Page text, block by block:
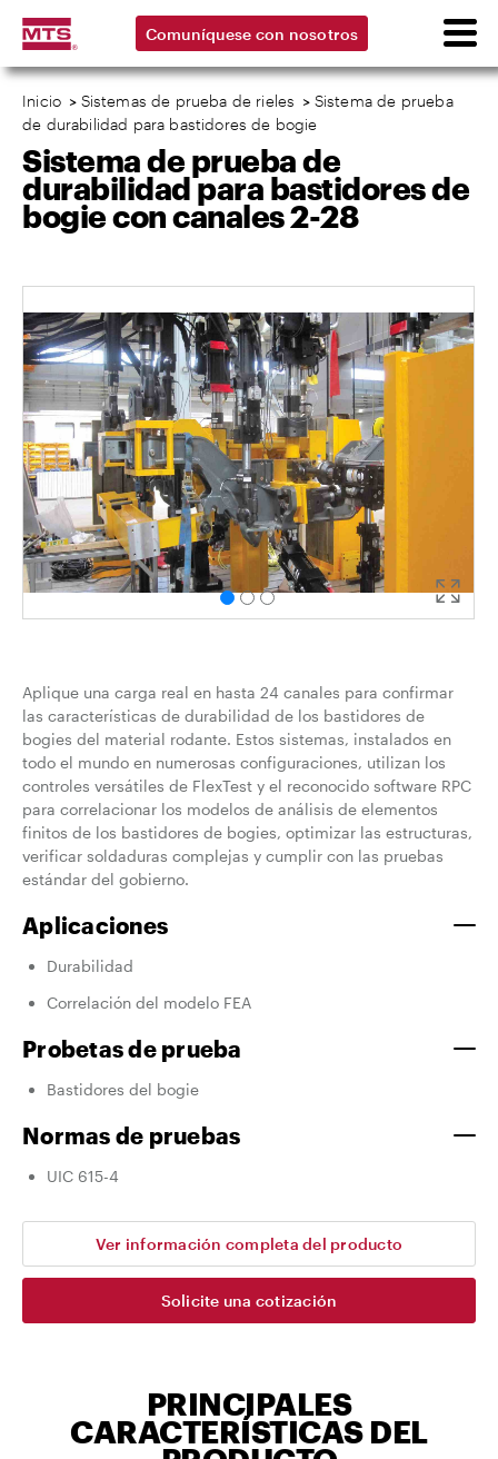
Comuníquese con nosotros
Inicio > Sistemas de prueba de rieles > Sistema de prueba
de durabilidad para bastidores de bogie
Sistema de prueba de
durabilidad para bastidores de
bogie con canales 2-28
Aplique una carga real en hasta 24 canales para confirmar
las características de durabilidad de los bastidores de
bogies del material rodante. Estos sistemas, instalados en
todo el mundo en numerosas configuraciones, utilizan los
controles versátiles de FlexTest y el reconocido software RPC
para correlacionar los modelos de análisis de elementos
finitos de los bastidores de bogies, optimizar las estructuras,
verificar soldaduras complejas y cumplir con las pruebas
estándar del gobierno.
Aplicaciones
Durabilidad
Correlación del modelo FEA
Probetas de prueba
Bastidores del bogie
Normas de pruebas
UIC 615-4
Ver información completa del producto
Solicite una cotización
PRINCIPALES
CARACTERÍSTICAS DEL